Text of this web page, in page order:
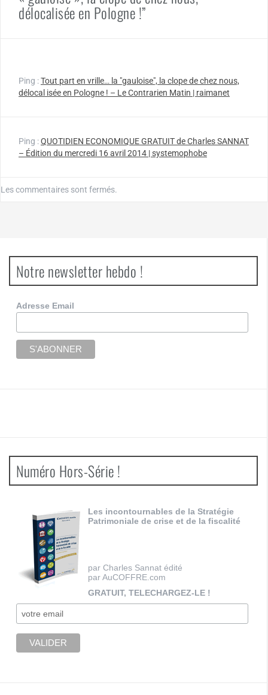
délocalisée en Pologne !”
Ping :Tout part en vrille… la "gauloise", la clope de chez nous,
délocal isée en Pologne ! – Le Contrarien Matin | raimanet
Ping :QUOTIDIEN ECONOMIQUE GRATUIT de Charles SANNAT
– Édition du mercredi 16 avril 2014 | systemophobe
Les commentaires sont fermés.
Notre newsletter hebdo !
Adresse Email
Numéro Hors-Série !
Les incontournables de la Stratégie
Patrimoniale de crise et de la fiscalité
par Charles Sannat édité
par AuCOFFRE.com
GRATUIT, TELECHARGEZ-LE !